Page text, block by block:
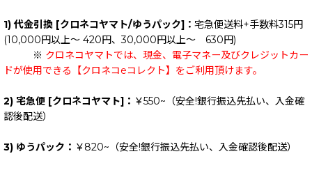
1) 代金引換 [クロネコヤマト/ゆうパック]： 宅急便送料+手数料315円
(10,000円以上～ 420円、30,000円以上～ 630円)
※ クロネコヤマトでは、現金、電子マネー及びクレジットカー
ドが使用できる【クロネコeコレクト】をご利用頂けます。
2) 宅急便 [クロネコヤマト]： ￥550~（安全!銀行振込先払い、入金確
認後配送）
3) ゆうパック： ￥820~（安全!銀行振込先払い、入金確認後配送）